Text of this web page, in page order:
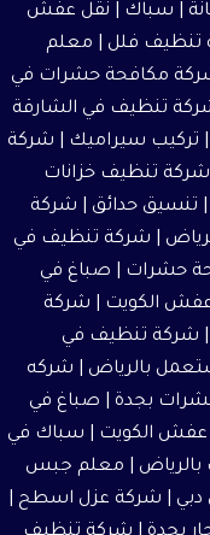
| سباك | نقل عفش
تنظيف فلل
معلم
مكافحة حشرات في
تنظيف في الشارقة
تركيب سيراميك
شركة
شركة تنظيف خزانات
تنسيق حدائق
شركة
شركة تنظيف في
حشرات
صباغ في
الكويت | شركة
شركة تنظيف في
بالرياض
شركه
بجدة
صباغ في
عفش الكويت | سباك في
معلم جبس
دبي | شركة عزل اسطح |